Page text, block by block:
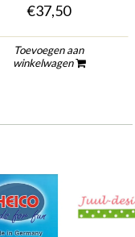
€37,50
Toevoegen aan
winkelwagen